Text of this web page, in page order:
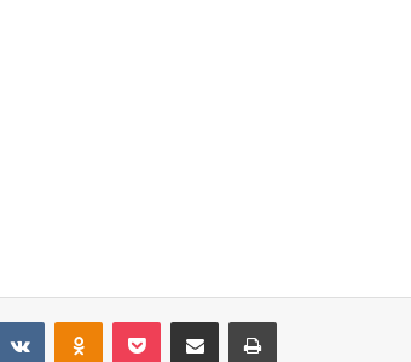
VKontakteOdnoklassniki
Pocket Compartir por correo electrónicoImprimir